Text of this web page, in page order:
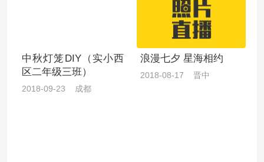
中秋灯笼DIY（实小西
区二年级三班）
2018-09-23 成都
浪漫七夕 星海相约
2018-08-17 晋中